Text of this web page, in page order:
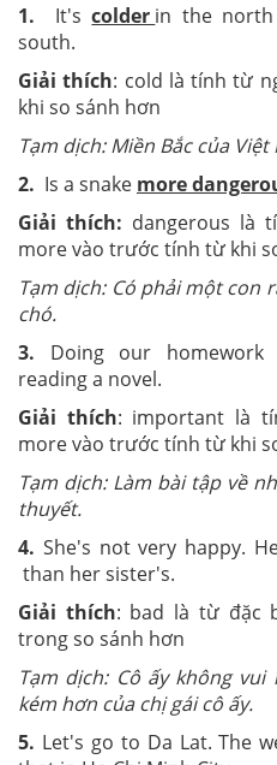
1.
It'scolder in the
south.
Giải thích: cold là tính từ
khi so sánh hơn
Tạm dịch: Miền Bắc của
2. Is a snake more
Giải thích: dangerous là
more vào trước tính từ khi
Tạm dịch: Có phải một con
chó.
3. Doing our homework
reading a novel.
Giải thích: important là
more vào trước tính từ khi
Tạm dịch: Làm bài tập về
thuyết.
4. She's not very happy.
than her sister's.
Giải thích: bad là từ đặc
trong so sánh hơn
Tạm dịch: Cô ấy không
kém hơn của chị gái cô ấy.
5. Let's go to Da Lat. The